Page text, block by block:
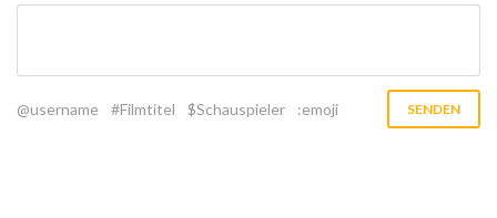
@username #Filmtitel $Schauspieler :emoji